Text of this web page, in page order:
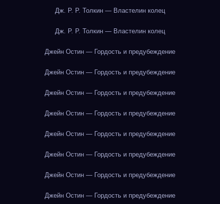
Дж. Р. Р. Толкин — Властелин колец
Дж. Р. Р. Толкин — Властелин колец
Джейн Остин — Гордость и предубеждение
Джейн Остин — Гордость и предубеждение
Джейн Остин — Гордость и предубеждение
Джейн Остин — Гордость и предубеждение
Джейн Остин — Гордость и предубеждение
Джейн Остин — Гордость и предубеждение
Джейн Остин — Гордость и предубеждение
Джейн Остин — Гордость и предубеждение